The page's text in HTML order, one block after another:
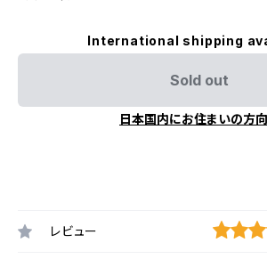
International shipping
Sold out
日本国内にお住まいの方
レビュー